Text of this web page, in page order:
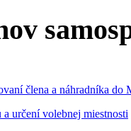
člena a náhradníka
určení volebnej miestnosti